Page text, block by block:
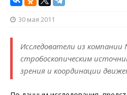
30 мая 2011
Исследователи из компании
стробоскопическим
зрения и координации